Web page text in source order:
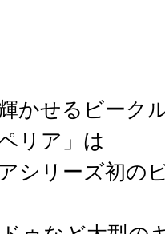
かせるビーク
リア」は
シリーズ初の